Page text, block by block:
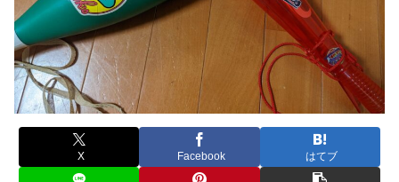
X Facebook はてブ